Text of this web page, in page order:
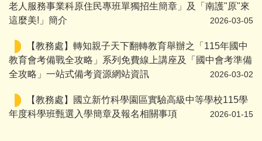
老人服務事業科原住民專班單獨招生簡章」及「南護"原"來
這麼美!」簡介
2026-03-05
【教務處】轉知親子天下翻轉教育舉辦之「115年國中
教育會考備戰全攻略」系列免費線上講座及「國中會考準備
全攻略」一站式備考資源網站資訊
2026-03-02
【教務處】國立新竹科學園區實驗高級中等學校115學
年度科學班甄選入學簡章及報名相關事項
2026-01-15